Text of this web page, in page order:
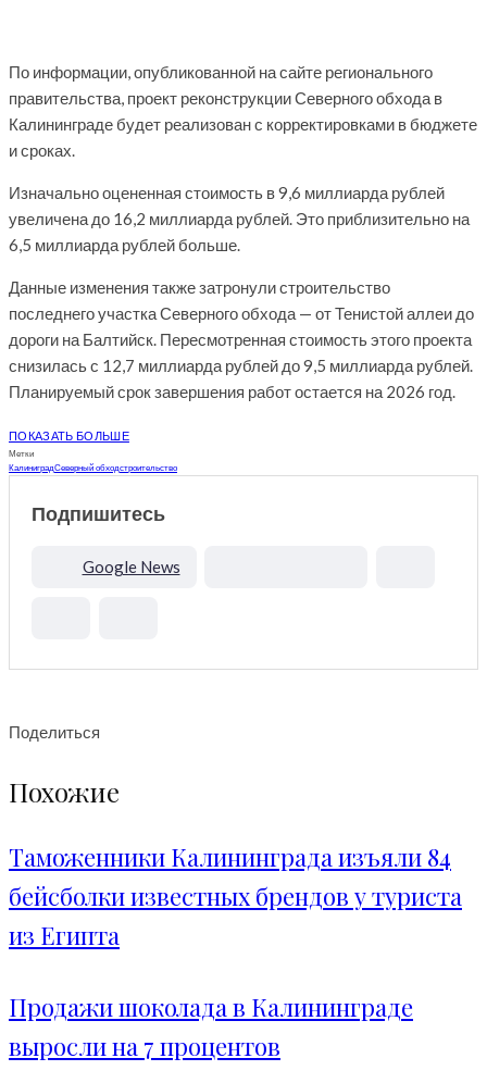
По информации, опубликованной на сайте регионального
правительства, проект реконструкции Северного обхода в
Калининграде будет реализован с корректировками в бюджете
и сроках.
Изначально оцененная стоимость в 9,6 миллиарда рублей
увеличена до 16,2 миллиарда рублей. Это приблизительно на
6,5 миллиарда рублей больше.
Данные изменения также затронули строительство
последнего участка Северного обхода — от Тенистой аллеи до
дороги на Балтийск. Пересмотренная стоимость этого проекта
снизилась с 12,7 миллиарда рублей до 9,5 миллиарда рублей.
Планируемый срок завершения работ остается на 2026 год.
ПОКАЗАТЬ БОЛЬШЕ
Метки
КалиниградСеверный обходстроительство
Подпишитесь
Google News
Поделиться
Похожие
Таможенники Калининграда изъяли 84
бейсболки известных брендов у туриста
из Египта
Продажи шоколада в Калининграде
выросли на 7 процентов